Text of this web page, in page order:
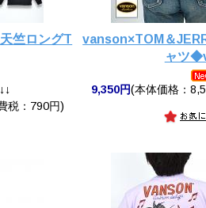
竺ロングT
税：790円)
vanson×TOM＆
ャツ
9,350円(本体価格：